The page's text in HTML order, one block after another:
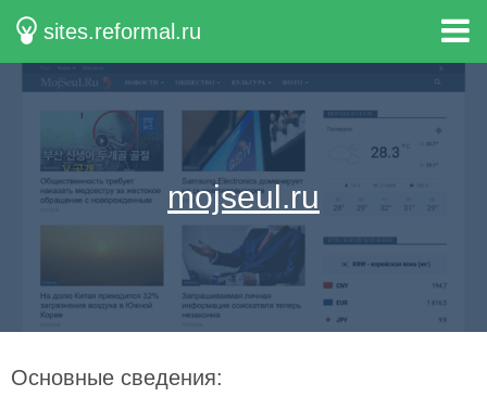
sites.reformal.ru
mojseul.ru
Основные сведения: